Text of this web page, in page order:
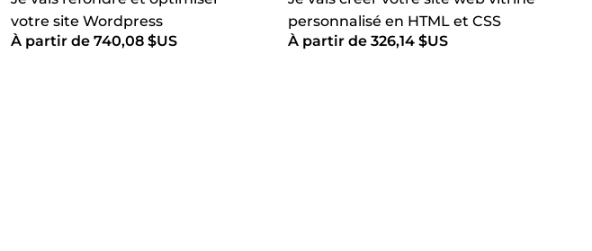
votre site Wordpress
À partir de 740,08 $US
personnalisé en HTML et CSS
À partir de 326,14 $US